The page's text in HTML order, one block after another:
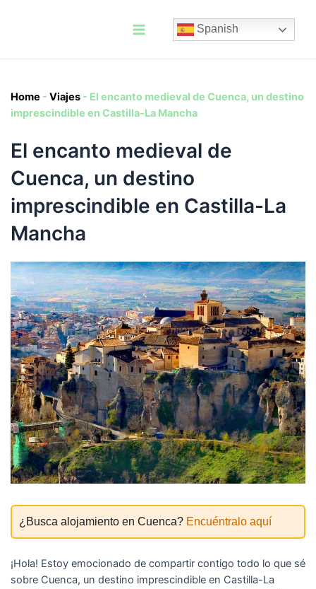
Spanish
Home - Viajes- El encanto medieval de Cuenca, un destino
imprescindible en Castilla-La Mancha
El encanto medieval de
Cuenca, un destino
imprescindible en Castilla-La
Mancha
¿Busca alojamiento en Cuenca? Encuéntralo aquí
¡Hola! Estoy emocionado de compartir contigo todo lo que sé
sobre Cuenca, un destino imprescindible en Castilla-La